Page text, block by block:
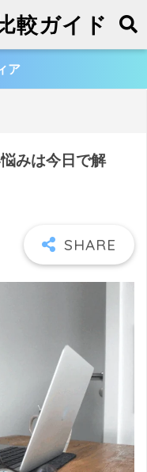
較ガイド
ア
みは今日で解